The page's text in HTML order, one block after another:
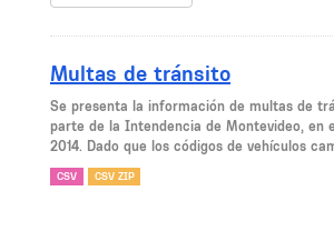
Multas de tránsito
Se presenta la información de multas de
parte de la Intendencia de Montevideo, en
2014. Dado que los códigos de vehículos
CSV CSV ZIP